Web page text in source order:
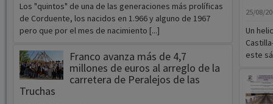
Los "quintos" de una de las generaciones más prolíficas
de Corduente, los nacidos en 1.966 y alguno de 1967
pero que por el mes de nacimiento [...]
Franco avanza más de 4,7
millones de euros al arreglo de la
carretera de Peralejos de las
Truchas
25/08/
Un
este